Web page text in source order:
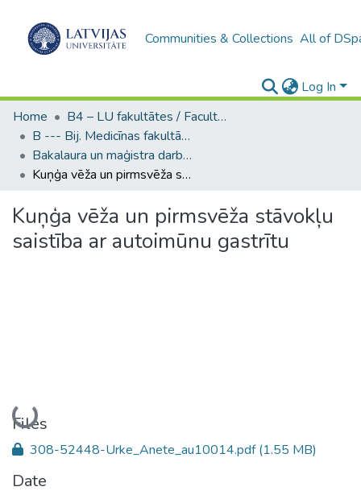
Communities & Collections All of
Log In
Home
B4 – LU fakultātes / Faculties of the UL
B --- Bij. Medicīnas fakultātes studentu noslēguma darbi / Faculty of Medicine - Graduate works
Bakalaura un maģistra darbi (MF) / Bachelor's and Master's theses
Kuņģa vēža un pirmsvēža stāvokļu saistība ar autoimūnu gastrītu
Kuņģa vēža un pirmsvēža stāvokļu
saistība ar autoimūnu gastrītu
Loading...
Files
308-52448-Urke_Anete_au10014.pdf(1.55 MB)
Date